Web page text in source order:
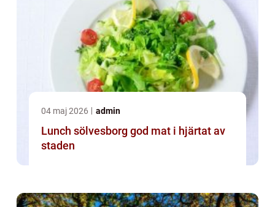
04 maj 2026 admin
Lunch sölvesborg god mat i hjärtat av
staden